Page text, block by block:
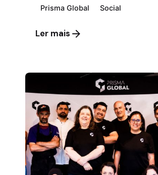
Prisma Global Social
Ler mais